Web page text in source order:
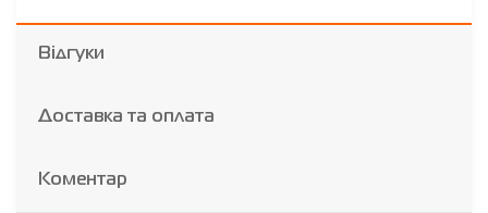
Відгуки
Доставка та оплата
Коментар